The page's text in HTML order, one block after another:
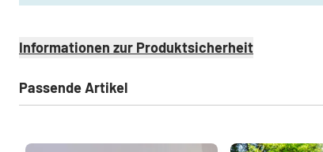
Informationen zur Produktsicherheit
Passende Artikel